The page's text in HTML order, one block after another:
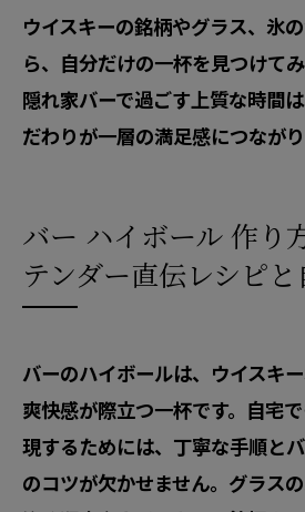
ウイスキーの銘柄やグラス、氷
ら、自分だけの一杯を見つけて
隠れ家バーで過ごす上質な時間
だわりが一層の満足感につながり
バー ハイボール 作り
テンダー直伝レシピ
バーのハイボールは、ウイスキ
爽快感が際立つ一杯です。自宅
現するためには、丁寧な手順と
のコツが欠かせません。グラス